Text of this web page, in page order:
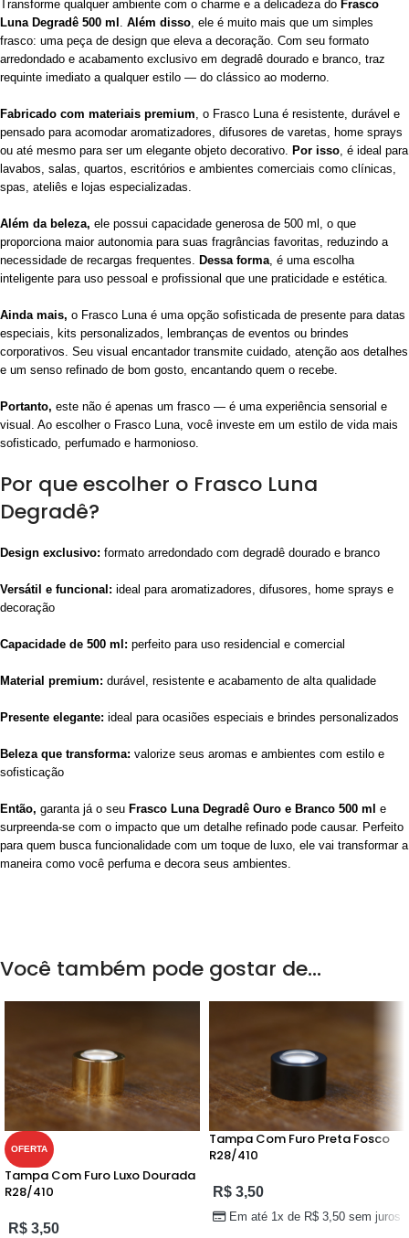
Transforme qualquer ambiente com o charme e a delicadeza do Frasco
Luna Degradê 500 ml
Além disso , ele é muito mais que um simples
frasco: uma peça de design que eleva a decoração. Com seu formato
arredondado e acabamento exclusivo em degradê dourado e branco, traz
requinte imediato a qualquer estilo — do clássico ao moderno.
Fabricado com materiais premium , o Frasco Luna é resistente, durável e
pensado para acomodar aromatizadores, difusores de varetas, home sprays
ou até mesmo para ser um elegante objeto decorativo.
Por isso , é ideal para
lavabos, salas, quartos, escritórios e ambientes comerciais como clínicas,
spas, ateliês e lojas especializadas.
Além da beleza, ele possui capacidade generosa de 500 ml, o que
proporciona maior autonomia para suas fragrâncias favoritas, reduzindo a
necessidade de recargas frequentes.
Dessa forma , é uma escolha
inteligente para uso pessoal e profissional que une praticidade e estética.
Ainda mais, o Frasco Luna é uma opção sofisticada de presente para datas
especiais, kits personalizados, lembranças de eventos ou brindes
corporativos. Seu visual encantador transmite cuidado, atenção aos detalhes
e um senso refinado de bom gosto, encantando quem o recebe.
Portanto, este não é apenas um frasco — é uma experiência sensorial e
visual. Ao escolher o Frasco Luna, você investe em um estilo de vida mais
sofisticado, perfumado e harmonioso.
Por que escolher o Frasco Luna
Degradê?
Design exclusivo: formato arredondado com degradê dourado e branco
Versátil e funcional: ideal para aromatizadores, difusores, home sprays e
decoração
Capacidade de 500 ml: perfeito para uso residencial e comercial
Material premium: durável, resistente e acabamento de alta qualidade
Presente elegante: ideal para ocasiões especiais e brindes personalizados
Beleza que transforma: valorize seus aromas e ambientes com estilo e
sofisticação
Então, garanta já o seu Frasco Luna Degradê Ouro e Branco 500 ml e
surpreenda-se com o impacto que um detalhe refinado pode causar. Perfeito
para quem busca funcionalidade com um toque de luxo, ele vai transformar a
maneira como você perfuma e decora seus ambientes.
Você também pode gostar de…
OFERTA
Tampa Com Furo Luxo Dourada
R28/410
R$3,50
Tampa Com Furo Preta Fosco
R28/410
R$3,50
Em até 1x de R$ 3,50 sem juros